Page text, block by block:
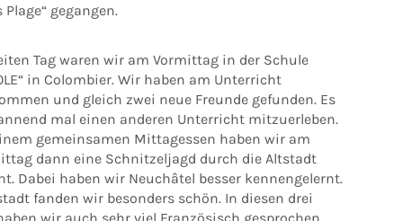
Plage“ gegangen.
Tag waren wir am Vormittag in der Schule
in Colombier. Wir haben am Unterricht
und gleich zwei neue Freunde gefunden. Es
mal einen anderen Unterricht mitzuerleben.
gemeinsamen Mittagessen haben wir am
dann eine Schnitzeljagd durch die Altstadt
Dabei haben wir Neuchâtel besser kennengelernt.
fanden wir besonders schön. In diesen drei
wir auch sehr viel Französisch gesprochen,